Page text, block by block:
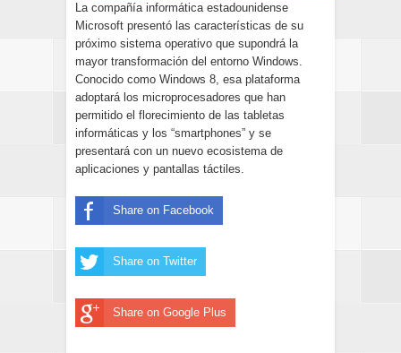
La compañía informática estadounidense
Microsoft presentó las características de su
próximo sistema operativo que supondrá la
mayor transformación del entorno Windows.
Conocido como Windows 8, esa plataforma
adoptará los microprocesadores que han
permitido el florecimiento de las tabletas
informáticas y los “smartphones” y se
presentará con un nuevo ecosistema de
aplicaciones y pantallas táctiles.
Share on Facebook
Share on Twitter
Share on Google Plus